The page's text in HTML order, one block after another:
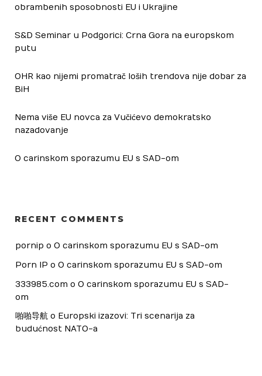
obrambenih sposobnosti EU i Ukrajine
S&D Seminar u Podgorici: Crna Gora na europskom
putu
OHR kao nijemi promatrač loših trendova nije dobar za
BiH
Nema više EU novca za Vučićevo demokratsko
nazadovanje
O carinskom sporazumu EU s SAD-om
RECENT COMMENTS
pornip o O carinskom sporazumu EU s SAD-om
Porn IP o O carinskom sporazumu EU s SAD-om
333985.com o O carinskom sporazumu EU s SAD-
om
啪啪导航 o Europski izazovi: Tri scenarija za
budućnost NATO-a